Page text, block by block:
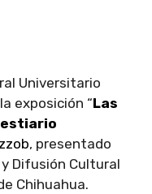
Universitario
exposición “Las
, presentado
Difusión Cultural
Chihuahua.